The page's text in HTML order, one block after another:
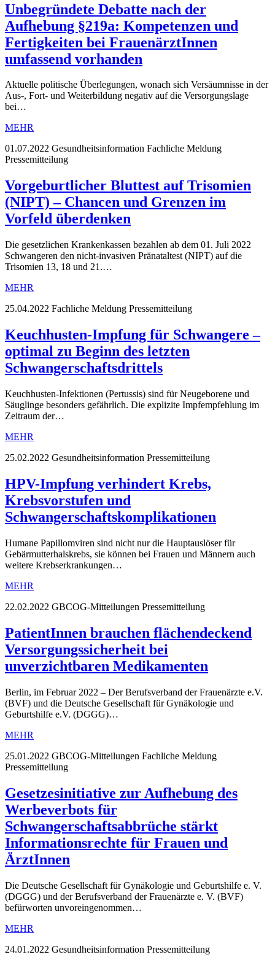
Unbegründete Debatte nach der
Aufhebung §219a: Kompetenzen und
Fertigkeiten bei FrauenärztInnen
umfassend vorhanden
Aktuelle politische Überlegungen, wonach sich Versäumnisse in der
Aus-, Fort- und Weiterbildung negativ auf die Versorgungslage
bei…
MEHR
01.07.2022 Gesundheitsinformation Fachliche Meldung
Pressemitteilung
Vorgeburtlicher Bluttest auf Trisomien
(NIPT) – Chancen und Grenzen im
Vorfeld überdenken
Die gesetzlichen Krankenkassen bezahlen ab dem 01. Juli 2022
Schwangeren den nicht-invasiven Pränataltest (NIPT) auf die
Trisomien 13, 18 und 21.…
MEHR
25.04.2022 Fachliche Meldung Pressemitteilung
Keuchhusten-Impfung für Schwangere –
optimal zu Beginn des letzten
Schwangerschaftsdrittels
Keuchhusten-Infektionen (Pertussis) sind für Neugeborene und
Säuglinge besonders gefährlich. Die explizite Impfempfehlung im
Zeitraum der…
MEHR
25.02.2022 Gesundheitsinformation Pressemitteilung
HPV-Impfung verhindert Krebs,
Krebsvorstufen und
Schwangerschaftskomplikationen
Humane Papillomviren sind nicht nur die Hauptauslöser für
Gebärmutterhalskrebs, sie können bei Frauen und Männern auch
weitere Krebserkrankungen…
MEHR
22.02.2022 GBCOG-Mitteilungen Pressemitteilung
PatientInnen brauchen flächendeckend
Versorgungssicherheit bei
unverzichtbaren Medikamenten
Berlin, im Februar 2022 – Der Berufsverband der Frauenärzte e.V.
(BVF) und die Deutsche Gesellschaft für Gynäkologie und
Geburtshilfe e.V. (DGGG)…
MEHR
25.01.2022 GBCOG-Mitteilungen Fachliche Meldung
Pressemitteilung
Gesetzesinitiative zur Aufhebung des
Werbeverbots für
Schwangerschaftsabbrüche stärkt
Informationsrechte für Frauen und
ÄrztInnen
Die Deutsche Gesellschaft für Gynäkologie und Geburtshilfe e. V.
(DGGG) und der Berufsverband der Frauenärzte e. V. (BVF)
befürworten unvoreingenommen…
MEHR
24.01.2022 Gesundheitsinformation Pressemitteilung